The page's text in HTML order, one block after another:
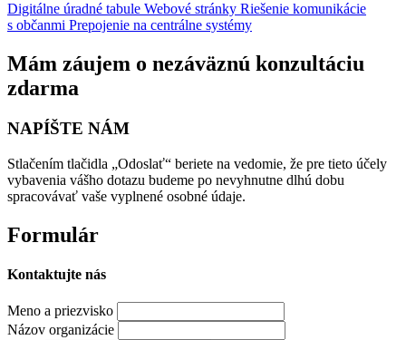
Digitálne úradné tabule Webové stránky Riešenie komunikácie
s občanmi Prepojenie na centrálne systémy
Mám záujem o nezáväznú konzultáciu
zdarma
NAPÍŠTE NÁM
Stlačením tlačidla „Odoslať“ beriete na vedomie, že pre tieto účely
vybavenia vášho dotazu budeme po nevyhnutne dlhú dobu
spracovávať vaše vyplnené osobné údaje.
Formulár
Kontaktujte nás
Meno a priezvisko
Názov organizácie